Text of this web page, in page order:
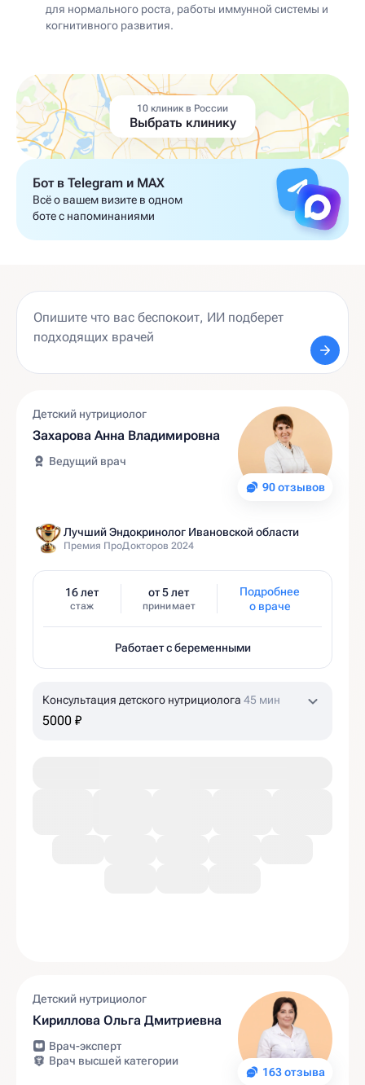
для нормального роста, работы иммунной системы и
когнитивного развития.
10 клиник в России
Выбрать клинику
Бот в Telegram и MAX
Всё о вашем визите в одном
боте с напоминаниями
90 отзывов
Детский нутрициолог
Захарова Анна Владимировна
Ведущий врач
Лучший Эндокринолог Ивановской области
Премия ПроДокторов 2024
16 лет
стаж
от 5 лет
принимает
Подробнее
о враче
Работает с беременными
Консультация детского нутрициолога 45 мин
5000 ₽
163 отзыва
Детский нутрициолог
Кириллова Ольга Дмитриевна
Врач-эксперт
Врач высшей категории